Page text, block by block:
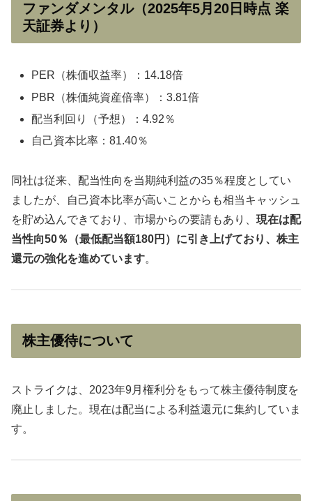
ファンダメンタル（2025年5月20日時点 楽
天証券より）
PER（株価収益率）：14.18倍
PBR（株価純資産倍率）：3.81倍
配当利回り（予想）：4.92％
自己資本比率：81.40％
同社は従来、配当性向を当期純利益の35％程度としてい
ましたが、自己資本比率が高いことからも相当キャッシュ
を貯め込んできており、市場からの要請もあり、 現在は配
当性向50％（最低配当額180円）に引き上げており、株主
還元の強化を進めています。
株主優待について
ストライクは、2023年9月権利分をもって株主優待制度を
廃止しました。現在は配当による利益還元に集約していま
す。